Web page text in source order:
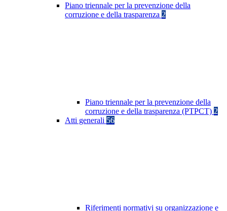
Piano triennale per la prevenzione della
corruzione e della trasparenza 2
Piano triennale per la prevenzione della
corruzione e della trasparenza (PTPCT) 2
Atti generali 56
Riferimenti normativi su organizzazione e